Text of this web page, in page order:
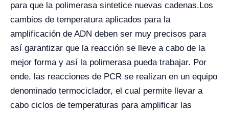
para que la polimerasa sintetice nuevas cadenas.Los
cambios de temperatura aplicados para la
amplificación de ADN deben ser muy precisos para
así garantizar que la reacción se lleve a cabo de la
mejor forma y así la polimerasa pueda trabajar. Por
ende, las reacciones de PCR se realizan en un equipo
denominado termociclador, el cual permite llevar a
cabo ciclos de temperaturas para amplificar las